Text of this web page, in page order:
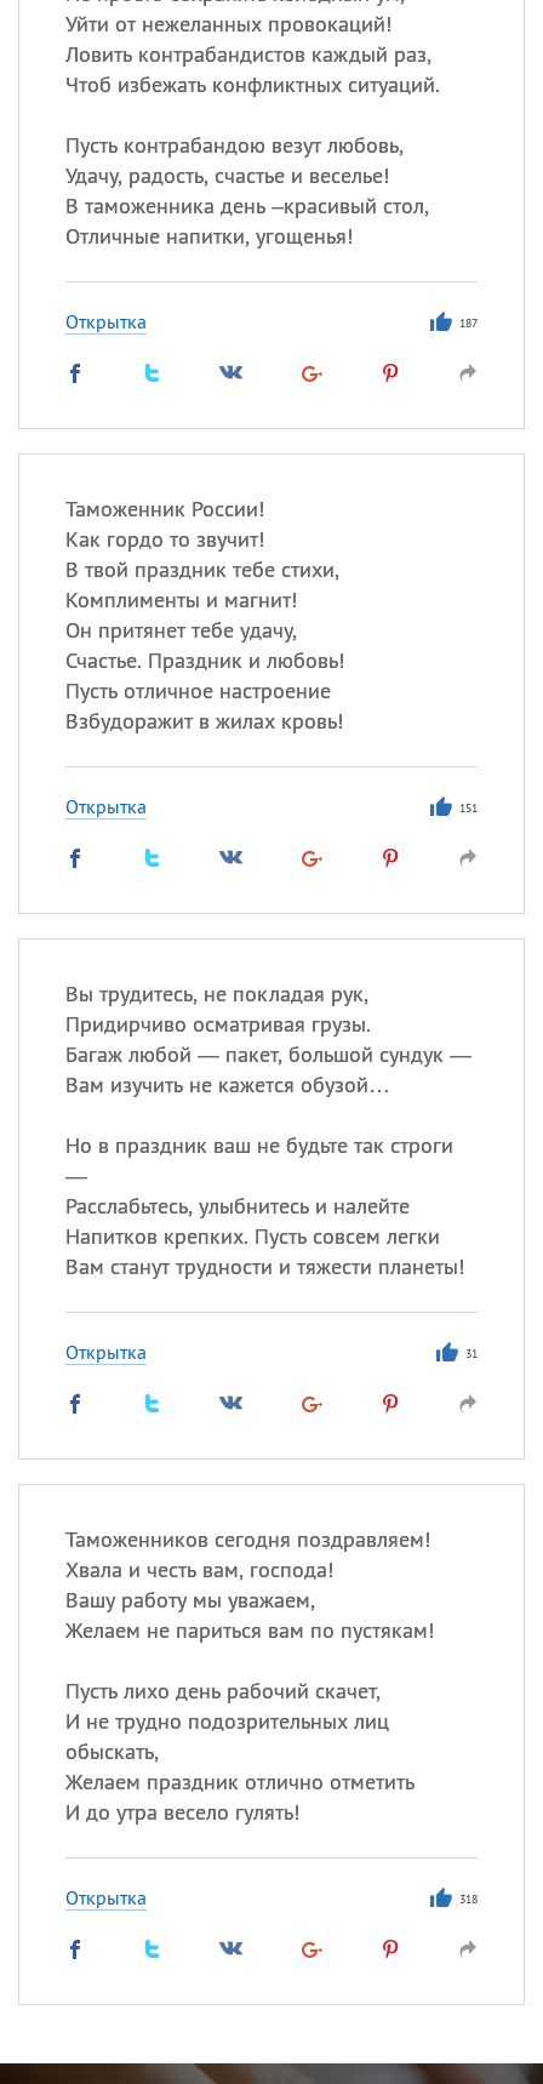
Уйти от нежеланных провокаций!
Ловить контрабандистов каждый раз,
Чтоб избежать конфликтных ситуаций.
Пусть контрабандою везут любовь,
Удачу, радость, счастье и веселье!
В таможенника день –красивый стол,
Отличные напитки, угощенья!
Открытка 187
Таможенник России!
Как гордо то звучит!
В твой праздник тебе стихи,
Комплименты и магнит!
Он притянет тебе удачу,
Счастье. Праздник и любовь!
Пусть отличное настроение
Взбудоражит в жилах кровь!
Открытка 151
Вы трудитесь, не покладая рук,
Придирчиво осматривая грузы.
Багаж любой — пакет, большой сундук —
Вам изучить не кажется обузой…
Но в праздник ваш не будьте так строги
—
Расслабьтесь, улыбнитесь и налейте
Напитков крепких. Пусть совсем легки
Вам станут трудности и тяжести планеты!
Открытка 31
Таможенников сегодня поздравляем!
Хвала и честь вам, господа!
Вашу работу мы уважаем,
Желаем не париться вам по пустякам!
Пусть лихо день рабочий скачет,
И не трудно подозрительных лиц
обыскать,
Желаем праздник отлично отметить
И до утра весело гулять!
Открытка 318